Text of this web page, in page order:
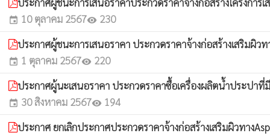
event 10 ตุลาคม 2567visibility 230
ประกาศผู้ชนะการเสนอราคา ประกวดราคาจ้างก่อสร้างเสริม
event 1 ตุลาคม 2567visibility 220
ประกาศผู้นะเสนอราคา ประกวดราคาซื้อเครื่องผลิตน้ำประป
event 30 สิงหาคม 2567visibility 194
ประกาศ ยกเลิกประกาศประกวดราคาจ้างก่อสร้างเสริมผิวทา